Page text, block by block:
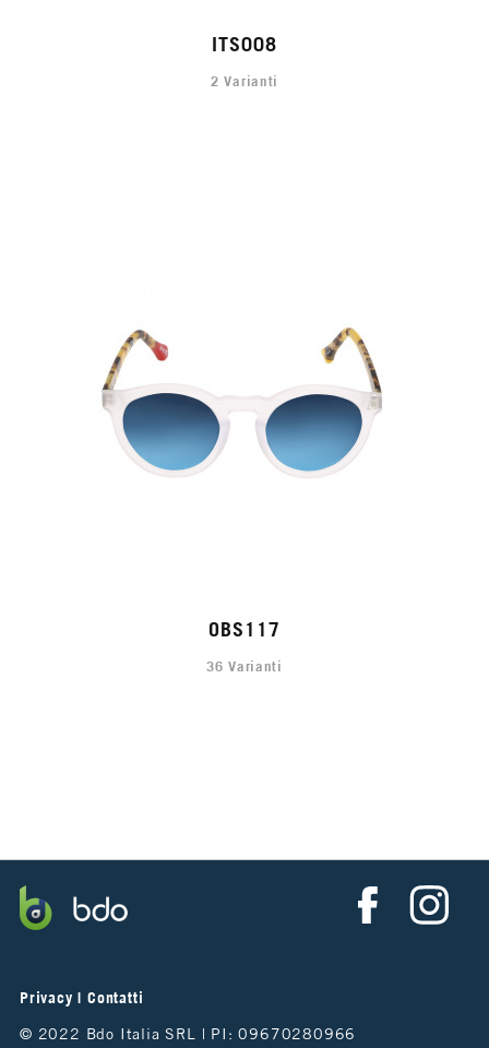
ITS008
2 Varianti
OBS117
36 Varianti
Privacy | Contatti
© 2022 Bdo Italia SRL | PI: 09670280966